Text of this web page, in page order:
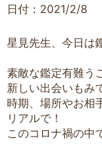
日付：2021/2/8
星見先生、今日は
素敵な鑑定有難う
新しい出会いもみ
時期、場所やお相
リアルで！
このコロナ禍の中